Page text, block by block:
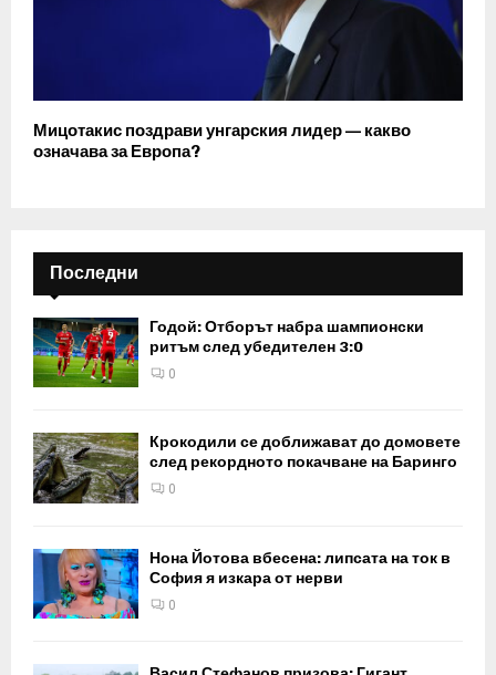
Мицотакис поздрави унгарския лидер — какво
означава за Европа?
Последни
Годой: Отборът набра шампионски
ритъм след убедителен 3:0
0
Крокодили се доближават до домовете
след рекордното покачване на Баринго
0
Нона Йотова вбесена: липсата на ток в
София я изкара от нерви
0